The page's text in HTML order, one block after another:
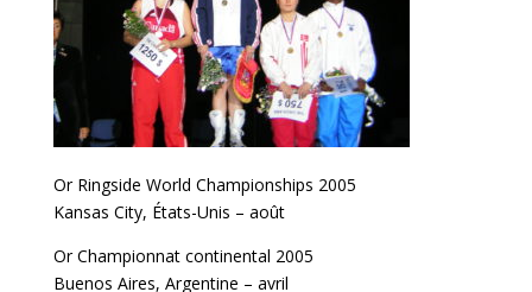
Or Ringside World Championships 2005
Kansas City, États-Unis – août
Or Championnat continental 2005
Buenos Aires, Argentine – avril